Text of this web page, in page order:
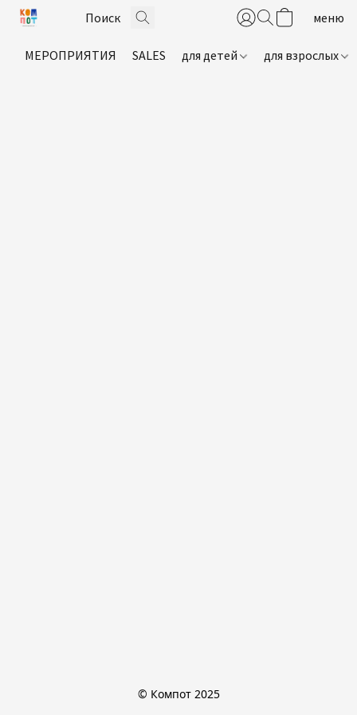
МЕРОПРИЯТИЯ SALES для детей для взрослых
© Компот 2025